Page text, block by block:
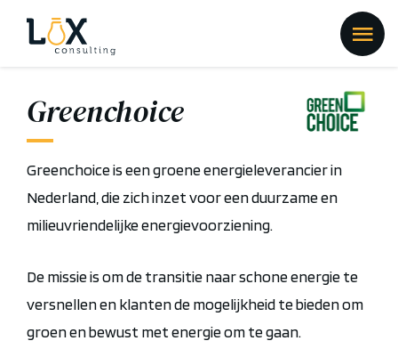
Greenchoice
Greenchoice is een groene energieleverancier in
Nederland, die zich inzet voor een duurzame en
milieuvriendelijke energievoorziening.
De missie is om de transitie naar schone energie te
versnellen en klanten de mogelijkheid te bieden om
groen en bewust met energie om te gaan.